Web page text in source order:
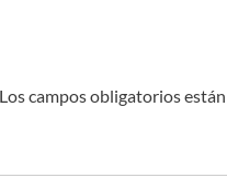
Los campos obligatorios